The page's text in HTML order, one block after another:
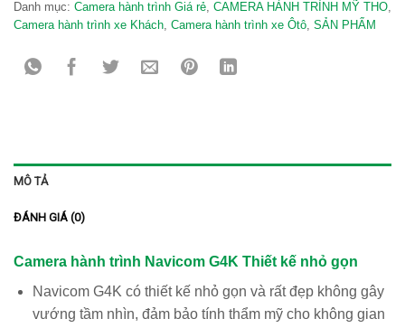
Danh mục: Camera hành trình Giá rẻ, CAMERA HÀNH TRÌNH MỸ THO,
Camera hành trình xe Khách, Camera hành trình xe Ôtô, SẢN PHẨM
MÔ TẢ
ĐÁNH GIÁ (0)
Camera hành trình Navicom G4K Thiết kế nhỏ gọn
Navicom G4K có thiết kế nhỏ gọn và rất đẹp không gây
vướng tầm nhìn, đảm bảo tính thẩm mỹ cho không gian